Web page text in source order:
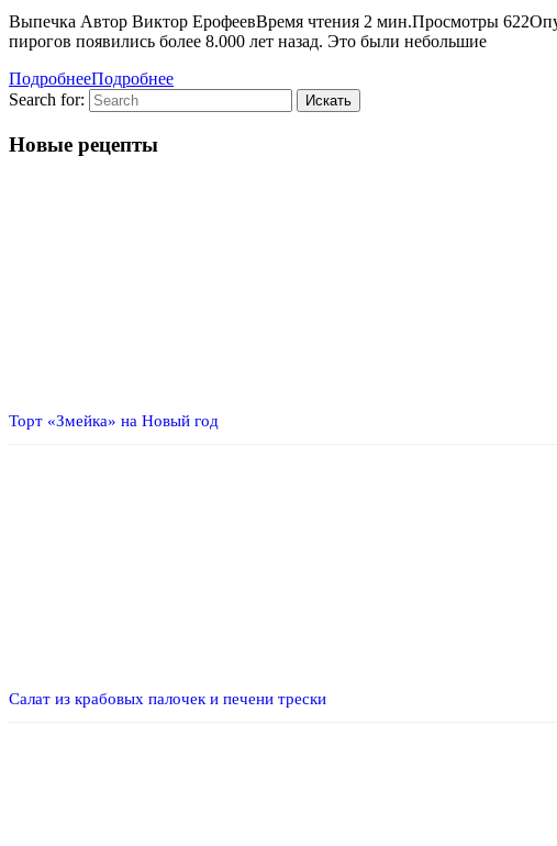
Выпечка Автор Виктор ЕрофеевВремя чтения 2 мин.Просмотры
пирогов появились более 8.000 лет назад. Это были небольшие
ПодробнееПодробнее
Search for:
Новые рецепты
Торт «Змейка» на Новый год
Салат из крабовых палочек и печени трески